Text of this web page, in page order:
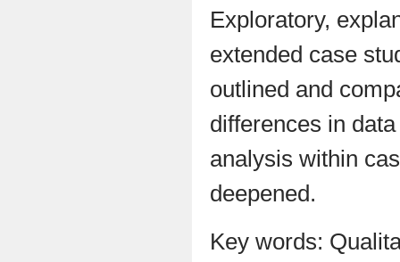
Exploratory,
extended case
outlined and
differences in
analysis within
deepened.
Key words: